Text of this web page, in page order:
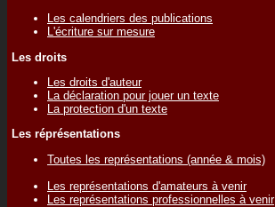
Les calendriers des publications
L'écriture sur mesure
Les droits
Les droits d'auteur
La déclaration pour jouer un texte
La protection d'un texte
Les réprésentations
Toutes les représentations (année & mois)
Les représentations d'amateurs à venir
Les représentations professionnelles à venir